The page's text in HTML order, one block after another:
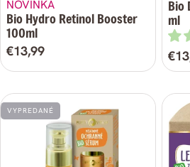
NOVINKA
Bio Hydro Retinol Booster
100ml
Bežná
cena
€13,99
Bio
ml
VYPREDANÉ